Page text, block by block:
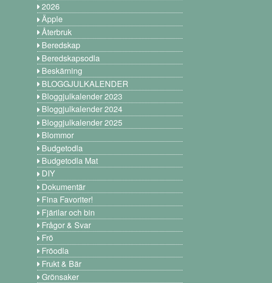
2026
Äpple
Återbruk
Beredskap
Beredskapsodla
Beskärning
BLOGGJULKALENDER
Bloggjulkalender 2023
Bloggjulkalender 2024
Bloggjulkalender 2025
Blommor
Budgetodla
Budgetodla Mat
DIY
Dokumentär
Fina Favoriter!
Fjärilar och bin
Frågor & Svar
Frö
Fröodla
Frukt & Bär
Grönsaker